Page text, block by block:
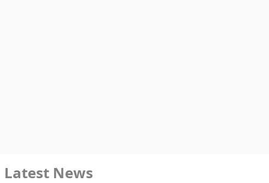
Latest News